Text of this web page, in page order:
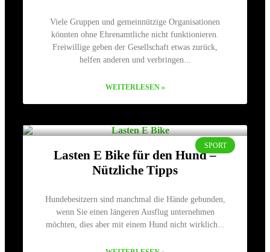
Viele Gruppen und gemeinnützige Organisationen
könnten ohne Ehrenamtliche nicht funktionieren.
Freiwillige geben der Gesellschaft etwas zurück,
helfen anderen und verbringen
WEITERLESEN »
SPORT
Lasten E Bike für den Hund –
Nützliche Tipps
Hundebesitzern sind manchmal die Hände gebunden,
wenn Sie einen längeren Ausflug unternehmen
möchten, dies aber mit einem Hund nicht wirklich